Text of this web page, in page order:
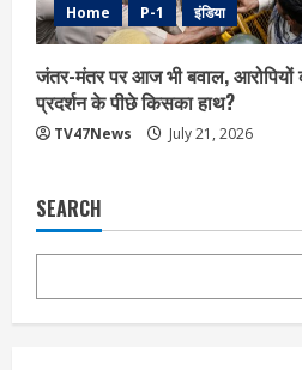
Home P-1 इंडिया
जंतर-मंतर पर आज भी बवाल,
प्रदर्शन के पीछे किसका हाथ?
TV47News July 21, 2026
SEARCH